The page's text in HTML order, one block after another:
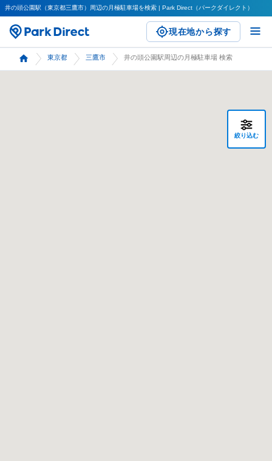
井の頭公園駅（東京都三鷹市）周辺の月極駐車場を検索 | Park Direct（パークダイレクト）
現在地から探す
東京都 三鷹市 井の頭公園駅周辺の月極駐車場 検索
絞り込む